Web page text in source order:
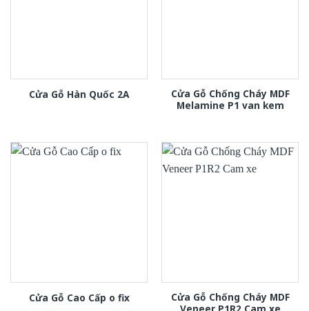
Cửa Gỗ Hàn Quốc 2A
Cửa Gỗ Chống Cháy MDF
Melamine P1 van kem
Cửa Gỗ Cao Cấp o fix
Cửa Gỗ Chống Cháy MDF